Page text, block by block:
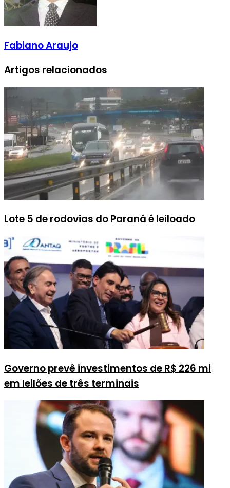
Fabiano Araujo
Artigos relacionados
Lote 5 de rodovias do Paraná é leiloado
Governo prevê investimentos de R$ 226 mi
em leilões de três terminais